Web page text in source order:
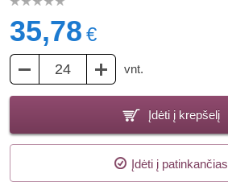
35,78 €
vnt.
Įdėti į krepšelį
Įdėti į patinkančias